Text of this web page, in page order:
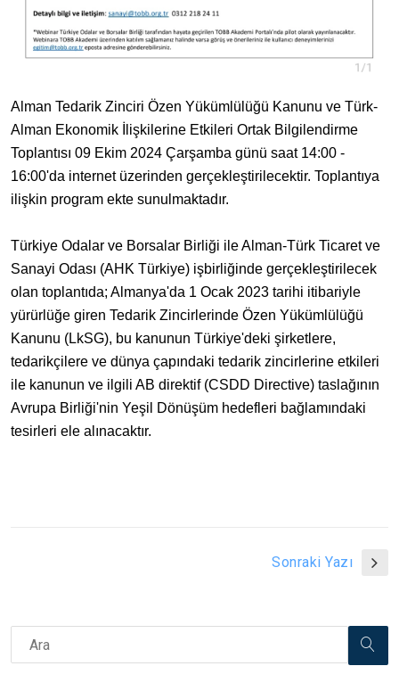
Alman Tedarik Zinciri Özen Yükümlülüğü Kanunu ve Türk-
Alman Ekonomik İlişkilerine Etkileri Ortak Bilgilendirme
Toplantısı 09 Ekim 2024 Çarşamba günü saat 14:00 -
16:00'da internet üzerinden gerçekleştirilecektir. Toplantıya
ilişkin program ekte sunulmaktadır.
Türkiye Odalar ve Borsalar Birliği ile Alman-Türk Ticaret ve
Sanayi Odası (AHK Türkiye) işbirliğinde gerçekleştirilecek
olan toplantıda; Almanya'da 1 Ocak 2023 tarihi itibariyle
yürürlüğe giren Tedarik Zincirlerinde Özen Yükümlülüğü
Kanunu (LkSG), bu kanunun Türkiye'deki şirketlere,
tedarikçilere ve dünya çapındaki tedarik zincirlerine etkileri
ile kanunun ve ilgili AB direktif (CSDD Directive) taslağının
Avrupa Birliği'nin Yeşil Dönüşüm hedefleri bağlamındaki
tesirleri ele alınacaktır.
Sonraki Yazı